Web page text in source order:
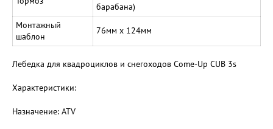
барабана)
Монтажный
шаблон
76мм х 124мм
Лебедка для квадроциклов и снегоходов Come-Up CUB 3s
Характеристики:
Назначение: ATV